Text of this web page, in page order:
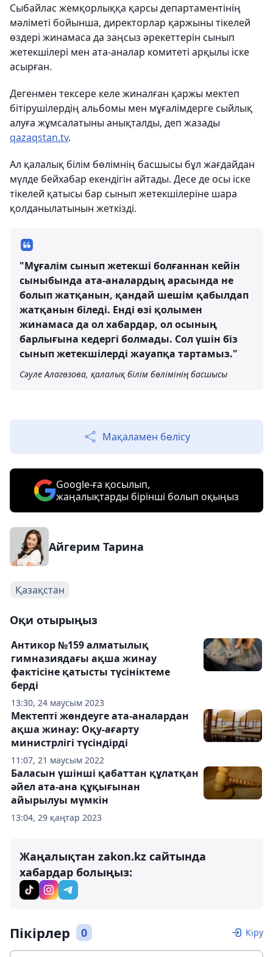
Сыбайлас жемқорлыққа қарсы департаментінің
мәліметі бойынша, директорлар қаржыны тікелей
өздері жинамаса да заңсыз әрекеттерін сынып
жетекшілері мен ата-аналар комитеті арқылы іске
асырған.
Дегенмен тексере келе жиналған қаржы мектеп
бітірушілердің альбомы мен мұғалімдерге сыйлық
алуға жұмсалатыны анықталды, деп жазады
qazaqstan.tv.
Ал қалалық білім бөлімнің басшысы бұл жағдайдан
мүлде бейхабар екендігін айтады. Десе де осы іске
тікелей қатысы бар сынып жетекшілеріне шара
қолданылатынын жеткізді.
"Мұғалім сынып жетекші болғаннан кейін
сыныбында ата-аналардың арасында не
болып жатқанын, қандай шешім қабылдап
жатқанын біледі. Енді өзі қолымен
жинамаса да ол хабардар, ол осының
барлығына кедергі болмады. Сол үшін біз
сынып жетекшілерді жауапқа тартамыз."
Сәуле Алагөзова, қалалық білім бөлімінің басшысы
Мақаламен бөлісу
Google-ға қосылып,
жаңалықтарды бірінші болып оқыңыз
Айгерим Тарина
Қазақстан
Оқи отырыңыз
13:30, 24 маусым 2023
Антикор №159 алматылық
гимназиядағы ақша жинау
фактісіне қатысты түсініктеме
берді
11:07, 21 маусым 2022
Мектепті жөндеуге ата-аналардан
ақша жинау: Оқу-ағарту
министрлігі түсіндірді
13:04, 29 қаңтар 2023
Баласын үшінші қабаттан құлатқан
әйел ата-ана құқығынан
айырылуы мүмкін
Жаңалықтан zakon.kz сайтында
хабардар болыңыз:
Пікірлер 0 Кіру